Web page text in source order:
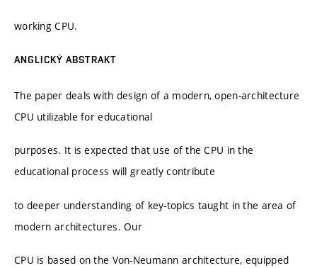
working CPU.
ANGLICKÝ ABSTRAKT
The paper deals with design of a modern, open-architecture
CPU utilizable for educational
purposes. It is expected that use of the CPU in the
educational process will greatly contribute
to deeper understanding of key-topics taught in the area of
modern architectures. Our
CPU is based on the Von-Neumann architecture, equipped